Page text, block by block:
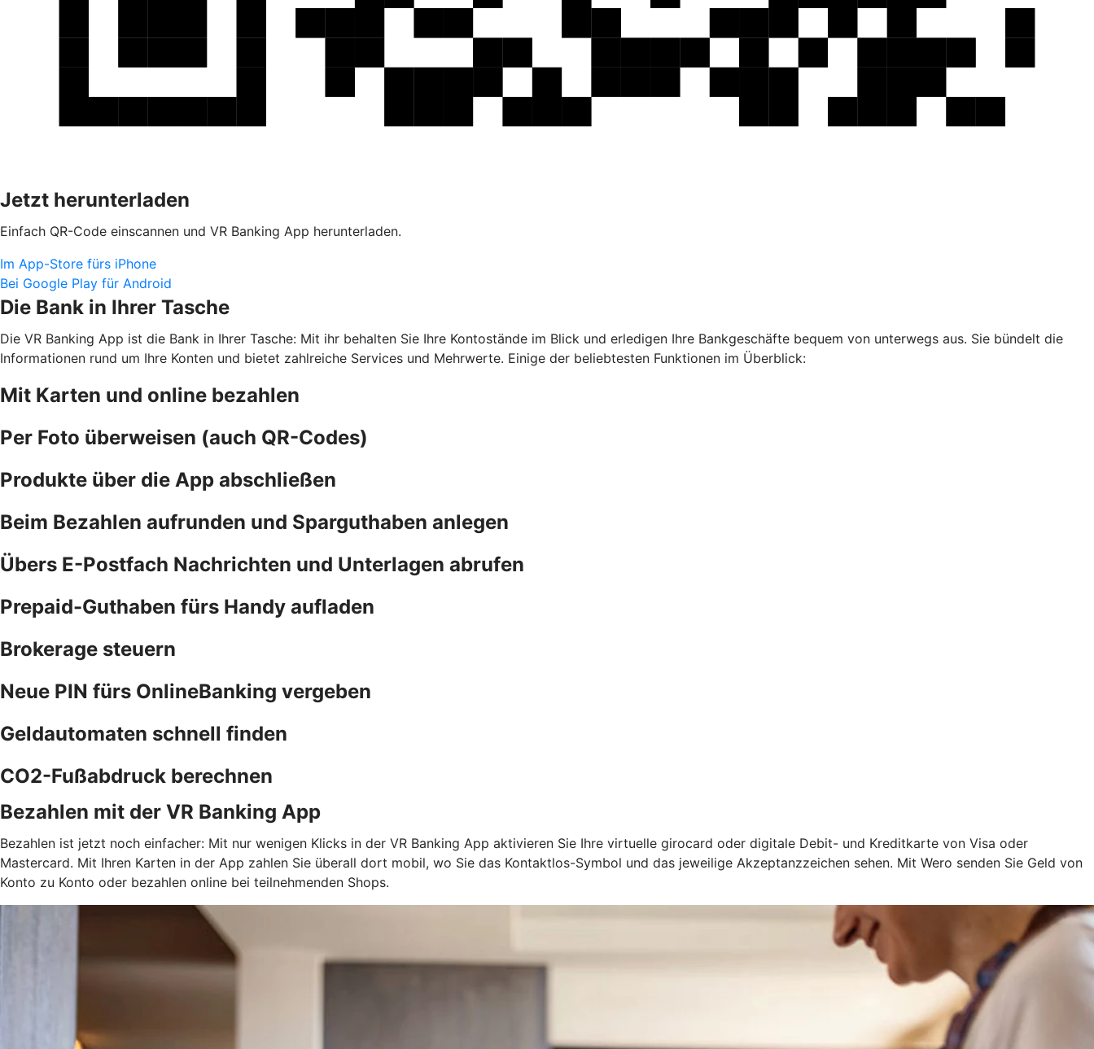
Jetzt herunterladen
Einfach QR-Code einscannen und VR Banking App herunterladen.
Im App-Store fürs iPhone
Bei Google Play für Android
Die Bank in Ihrer Tasche
Die VR Banking App ist die Bank in Ihrer Tasche: Mit ihr behalten Sie Ihre Kontostände im Blick und erledigen Ihre Bankgeschäfte bequem von unterwegs aus. Sie bündelt die
Informationen rund um Ihre Konten und bietet zahlreiche Services und Mehrwerte. Einige der beliebtesten Funktionen im Überblick:
Mit Karten und online bezahlen
Per Foto überweisen (auch QR-Codes)
Produkte über die App abschließen
Beim Bezahlen aufrunden und Sparguthaben anlegen
Übers E-Postfach Nachrichten und Unterlagen abrufen
Prepaid-Guthaben fürs Handy aufladen
Brokerage steuern
Neue PIN fürs OnlineBanking vergeben
Geldautomaten schnell finden
CO2-Fußabdruck berechnen
Bezahlen mit der VR Banking App
Bezahlen ist jetzt noch einfacher: Mit nur wenigen Klicks in der VR Banking App aktivieren Sie Ihre virtuelle girocard oder digitale Debit- und Kreditkarte von Visa oder
Mastercard. Mit Ihren Karten in der App zahlen Sie überall dort mobil, wo Sie das Kontaktlos-Symbol und das jeweilige Akzeptanzzeichen sehen. Mit Wero senden Sie Geld von
Konto zu Konto oder bezahlen online bei teilnehmenden Shops.